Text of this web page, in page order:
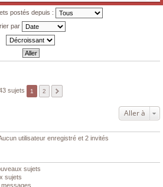
postés depuis :
par
sujets 1 2
Aller à
utilisateur enregistré et 2 invités
sujets
sujets